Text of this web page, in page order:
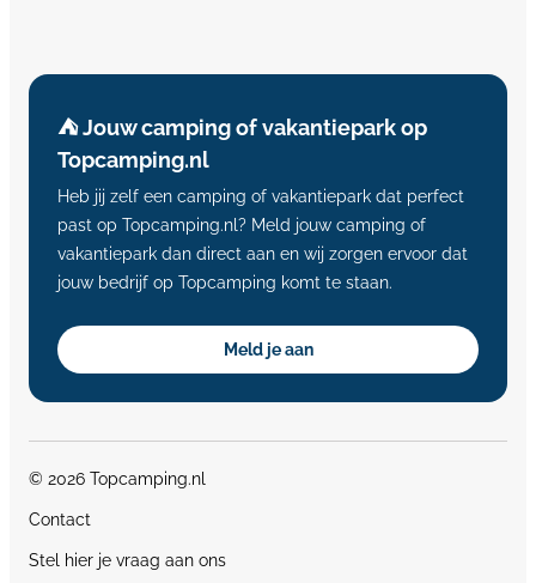
⛺️ Jouw camping of vakantiepark op
Topcamping.nl
Heb jij zelf een camping of vakantiepark dat perfect
past op Topcamping.nl? Meld jouw camping of
vakantiepark dan direct aan en wij zorgen ervoor dat
jouw bedrijf op Topcamping komt te staan.
Meld je aan
© 2026 Topcamping.nl
Contact
Stel hier je vraag aan ons